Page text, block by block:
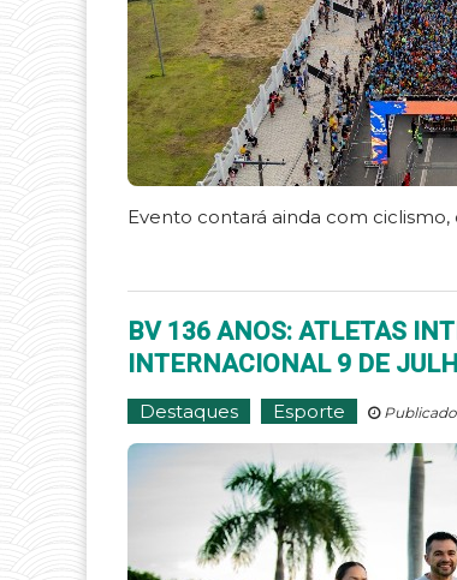
Evento contará ainda com
BV 136 ANOS: ATLETAS
INTERNACIONAL 9 DE
Destaques Esporte Publicado